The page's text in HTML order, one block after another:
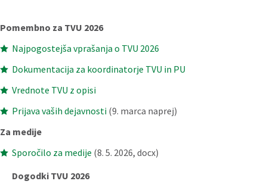
Pomembno za TVU 2026
 Najpogostejša vprašanja o TVU 2026
 Dokumentacija za koordinatorje TVU in PU
 Vrednote TVU z opisi
 Prijava vaših dejavnosti (9. marca naprej)
Za medije
 Sporočilo za medije (8. 5. 2026, docx)
Dogodki TVU 2026